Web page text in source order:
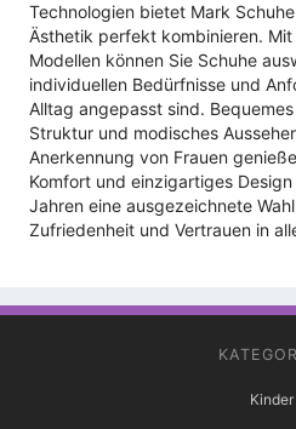
Technologien bietet Mark
Ästhetik perfekt kombinieren.
Modellen können Sie Schuhe
individuellen Bedürfnisse und
Alltag angepasst sind.
Struktur und modisches
Anerkennung von Frauen
Komfort und einzigartiges
Jahren eine ausgezeichnete
Zufriedenheit und Vertrauen in
Kinder